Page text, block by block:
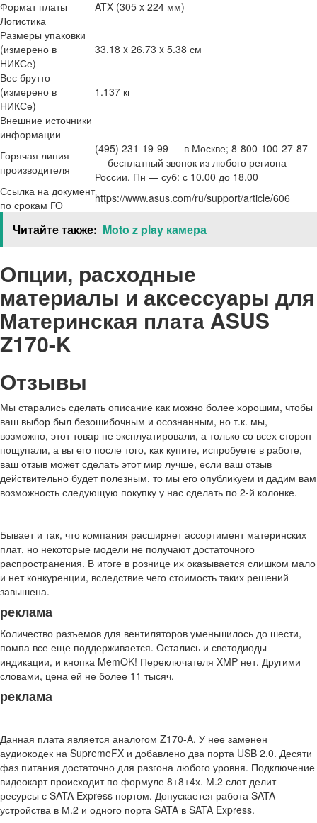
Формат платы
ATX (305 x 224 мм)
Логистика
Размеры упаковки
(измерено в
НИКСе)
33.18 x 26.73 x 5.38 см
Вес брутто
(измерено в
НИКСе)
1.137 кг
Внешние источники
информации
Горячая линия
производителя
(495) 231-19-99 — в Москве; 8-800-100-27-87
— бесплатный звонок из любого региона
России. Пн — суб: с 10.00 до 18.00
Ссылка на документ
по срокам ГО
https://www.asus.com/ru/support/article/606
Читайте также: Moto z play камера
Опции, расходные
материалы и аксессуары для
Материнская плата ASUS
Z170-K
Отзывы
Мы старались сделать описание как можно более хорошим, чтобы
ваш выбор был безошибочным и осознанным, но т.к. мы,
возможно, этот товар не эксплуатировали, а только со всех сторон
пощупали, а вы его после того, как купите, испробуете в работе,
ваш отзыв может сделать этот мир лучше, если ваш отзыв
действительно будет полезным, то мы его опубликуем и дадим вам
возможность следующую покупку у нас сделать по 2-й колонке.
Бывает и так, что компания расширяет ассортимент материнских
плат, но некоторые модели не получают достаточного
распространения. В итоге в рознице их оказывается слишком мало
и нет конкуренции, вследствие чего стоимость таких решений
завышена.
реклама
Количество разъемов для вентиляторов уменьшилось до шести,
помпа все еще поддерживается. Остались и светодиоды
индикации, и кнопка MemOK! Переключателя XMP нет. Другими
словами, цена ей не более 11 тысяч.
реклама
Данная плата является аналогом Z170-A. У нее заменен
аудиокодек на SupremeFX и добавлено два порта USB 2.0. Десяти
фаз питания достаточно для разгона любого уровня. Подключение
видеокарт происходит по формуле 8+8+4х. М.2 слот делит
ресурсы с SATA Express портом. Допускается работа SATA
устройства в М.2 и одного порта SATA в SATA Express.